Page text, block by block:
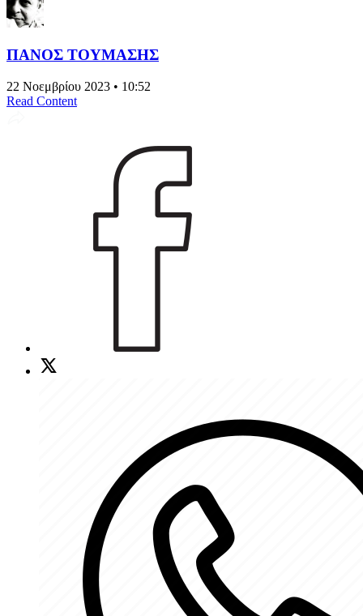
ΠΑΝΟΣ ΤΟΥΜΑΣΗΣ
22 Νοεμβρίου 2023 • 10:52
Read Content